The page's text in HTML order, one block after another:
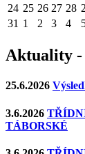
24 25 26 27 28
31 1 2 3 4
Aktuality -
25.6.2026
3.6.2026
TÁBORSKÉ